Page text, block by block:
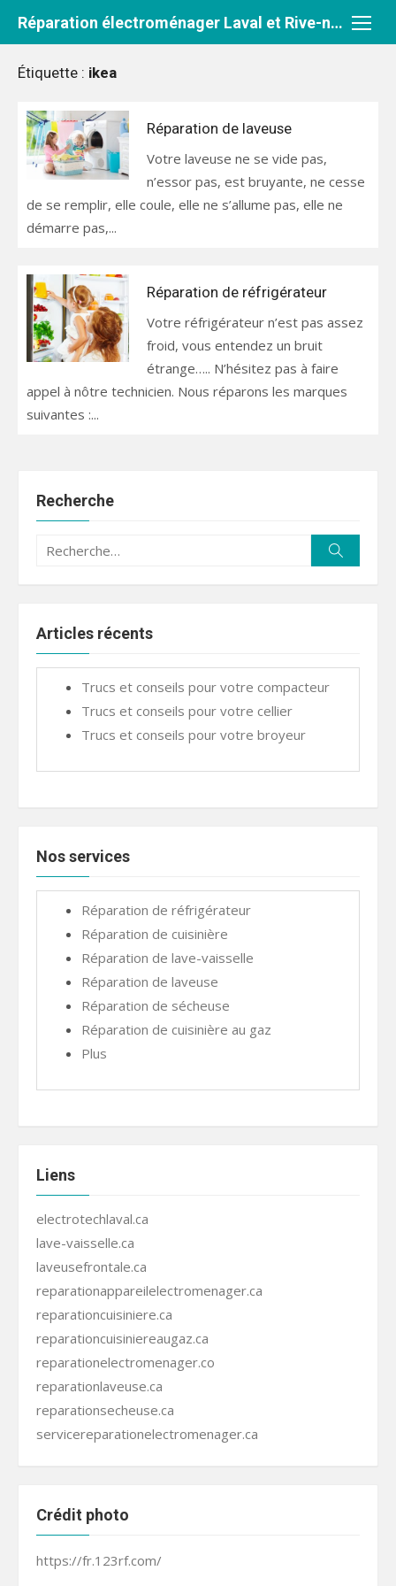
Réparation électroménager Laval et Rive-nord
Étiquette : ikea
Réparation de laveuse
Votre laveuse ne se vide pas,
n’essor pas, est bruyante, ne cesse
de se remplir, elle coule, elle ne s’allume pas, elle ne
démarre pas,...
Réparation de réfrigérateur
Votre réfrigérateur n’est pas assez
froid, vous entendez un bruit
étrange….. N’hésitez pas à faire
appel à nôtre technicien. Nous réparons les marques
suivantes :...
Recherche
Recherche
Articles récents
Trucs et conseils pour votre compacteur
Trucs et conseils pour votre cellier
Trucs et conseils pour votre broyeur
Nos services
Réparation de réfrigérateur
Réparation de cuisinière
Réparation de lave-vaisselle
Réparation de laveuse
Réparation de sécheuse
Réparation de cuisinière au gaz
Plus
Liens
electrotechlaval.ca
lave-vaisselle.ca
laveusefrontale.ca
reparationappareilelectromenager.ca
reparationcuisiniere.ca
reparationcuisiniereaugaz.ca
reparationelectromenager.co
reparationlaveuse.ca
reparationsecheuse.ca
servicereparationelectromenager.ca
Crédit photo
https://fr.123rf.com/